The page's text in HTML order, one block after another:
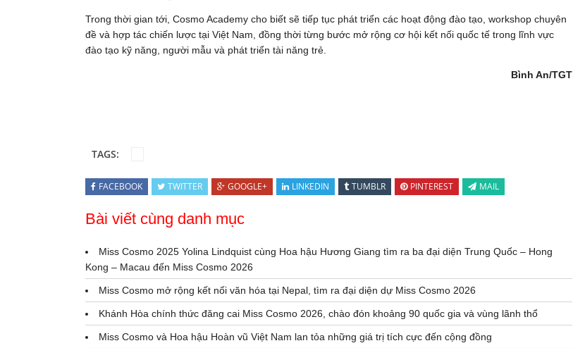
Trong thời gian tới, Cosmo Academy cho biết sẽ tiếp tục phát triển các hoạt động đào tạo, workshop chuyên
đề và hợp tác chiến lược tại Việt Nam, đồng thời từng bước mở rộng cơ hội kết nối quốc tế trong lĩnh vực
đào tạo kỹ năng, người mẫu và phát triển tài năng trẻ.
Bình An/TGT
TAGS:
FACEBOOK TWITTER GOOGLE+ LINKEDIN TUMBLR PINTEREST MAIL
Bài viết cùng danh mục
Miss Cosmo 2025 Yolina Lindquist cùng Hoa hậu Hương Giang tìm ra ba đại diện Trung Quốc – Hong
Kong – Macau đến Miss Cosmo 2026
Miss Cosmo mở rộng kết nối văn hóa tại Nepal, tìm ra đại diện dự Miss Cosmo 2026
Khánh Hòa chính thức đăng cai Miss Cosmo 2026, chào đón khoảng 90 quốc gia và vùng lãnh thổ
Miss Cosmo và Hoa hậu Hoàn vũ Việt Nam lan tỏa những giá trị tích cực đến cộng đồng